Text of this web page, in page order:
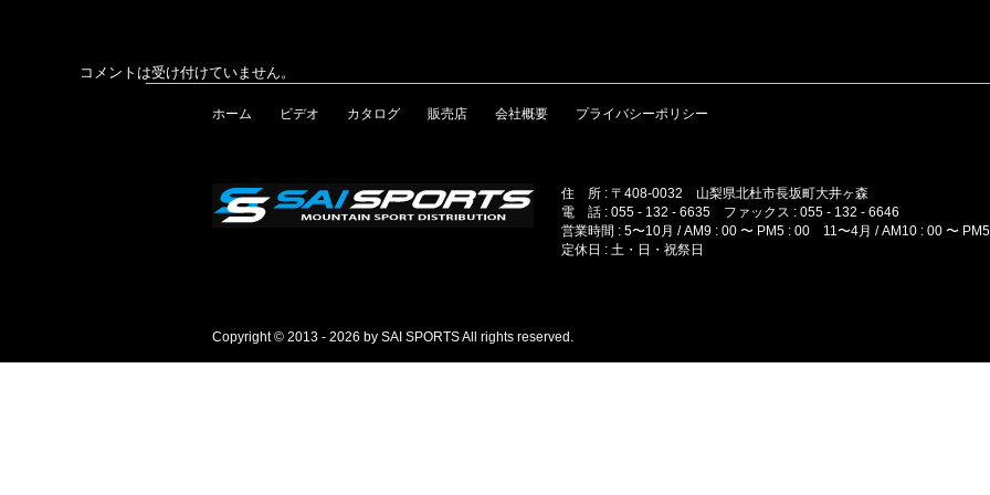
コメントは受け付けていません。
ホーム ビデオ カタログ 販売店 会社概要 プライバシーポリシー
住 所 : 〒408-0032 山梨県北杜市長坂町大井ヶ森
電 話 : 055 - 132 - 6635 ファックス : 055 - 132 - 6646
営業時間 : 5〜10月 / AM9 : 00 〜 PM5 : 00 11〜4月 / AM10 : 00 〜
定休日 : 土・日・祝祭日
Copyright © 2013 - 2026 by SAI SPORTS All rights reserved.